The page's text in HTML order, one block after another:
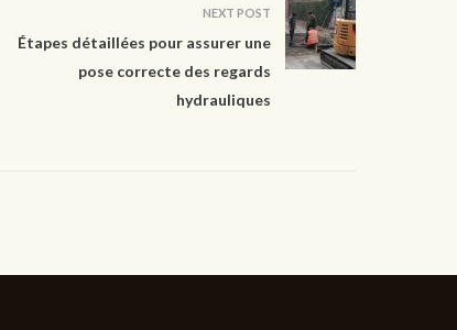
NEXT POST
Étapes détaillées pour assurer une
pose correcte des regards
hydrauliques